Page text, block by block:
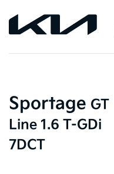
Sportage GT
Line 1.6 T-GDi
7DCT